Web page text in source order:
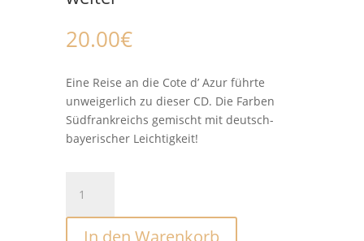
20.00€
Eine Reise an die Cote d’ Azur führte
unweigerlich zu dieser CD. Die Farben
Südfrankreichs gemischt mit deutsch-
bayerischer Leichtigkeit!
Drei
Damen
In den Warenkorb